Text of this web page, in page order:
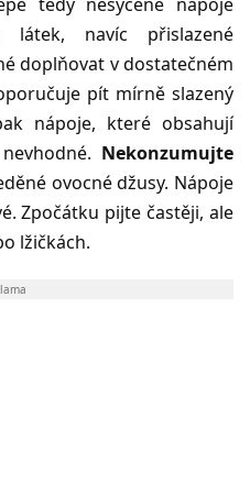
látek, navíc přislazené
doplňovat v dostatečném
pít mírně slazený
nápoje, které obsahují
Nekonzumujte
ovocné džusy. Nápoje
Zpočátku pijte častěji, ale
lžičkách.